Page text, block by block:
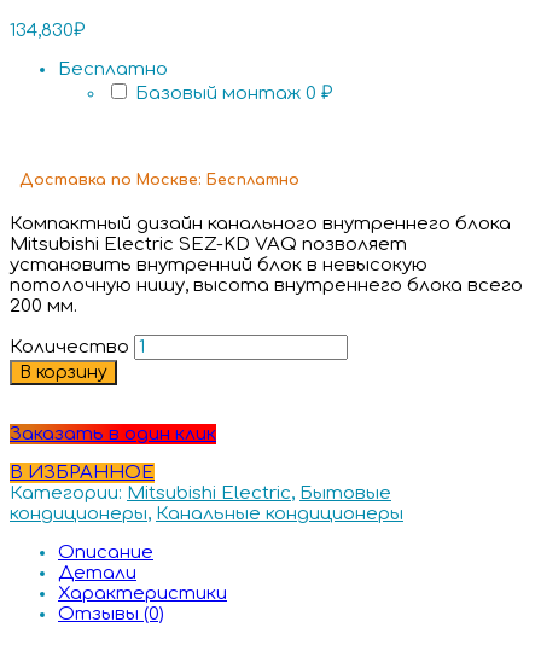
134,830₽
Бесплатно
Базовый монтаж 0 ₽
Доставка по Москве: Бесплатно
Компактный дизайн канального внутреннего блока
Mitsubishi Electric SEZ-KD VAQ позволяет
установить внутренний блок в невысокую
потолочную нишу, высота внутреннего блока всего
200 мм.
Количество
В корзину
Заказать в один клик
В ИЗБРАННОЕ
Категории: Mitsubishi Electric, Бытовые
кондиционеры, Канальные кондиционеры
Описание
Детали
Характеристики
Отзывы (0)